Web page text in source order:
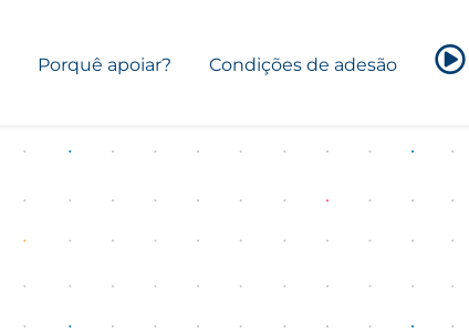
Porquê apoiar? Condições de adesão